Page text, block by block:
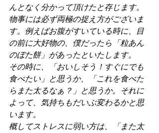
んとなく分かって頂けたと存じます。
物事には必ず両極の捉え方がございま
す。例えばお腹がすいている時に、目
の前に大好物の、僕だったら「粒あん
のぼた餅」があったといたします。
その時に、「おいしそう！すぐにでも
食べたい」と思うか、「これを食べた
らまた太るなぁ？」と思うか。それに
よって、気持ちもだいぶ変わるかと思
います。
概してストレスに弱い方は、「また太